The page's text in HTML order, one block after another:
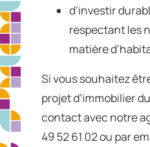
d’investir
respectant les
matière
Si vous souhaitez
projet d’immobilier
contact avec notre
49 52 61 02 ou par